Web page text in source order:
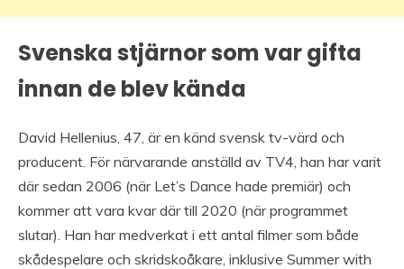
Svenska stjärnor som var gifta
innan de blev kända
David Hellenius, 47, är en känd svensk tv-värd och
producent. För närvarande anställd av TV4, han har varit
där sedan 2006 (när Let’s Dance hade premiär) och
kommer att vara kvar där till 2020 (när programmet
slutar). Han har medverkat i ett antal filmer som både
skådespelare och skridskoåkare, inklusive Summer with